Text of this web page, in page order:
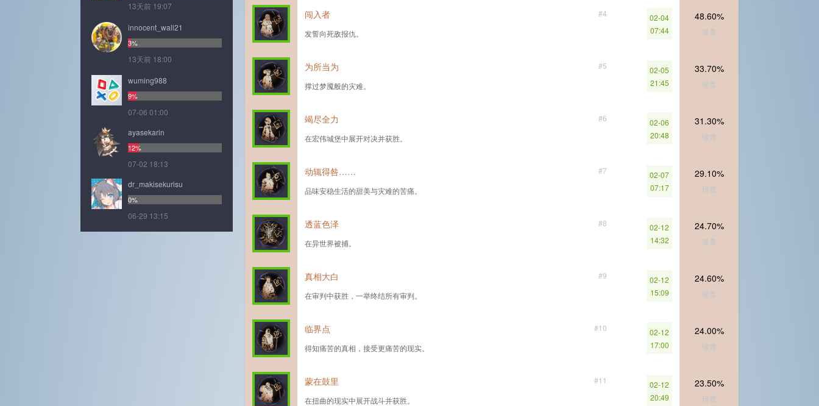
#4
闯入者
发誓向死敌报仇。
02-04
07:44
48.60%
珍贵
#5
为所当为
撑过梦魇般的灾难。
02-05
21:45
33.70%
珍贵
#6
竭尽全力
在宏伟城堡中展开对决并获胜。
02-06
20:48
31.30%
珍贵
#7
动辄得咎……
品味安稳生活的甜美与灾难的苦痛。
02-07
07:17
29.10%
珍贵
#8
透蓝色泽
在异世界被捕。
02-12
14:32
24.70%
珍贵
#9
真相大白
在审判中获胜，一举终结所有审判。
02-12
15:09
24.60%
珍贵
#10
临界点
得知痛苦的真相，接受更痛苦的现实。
02-12
17:00
24.00%
珍贵
#11
蒙在鼓里
在扭曲的现实中展开战斗并获胜。
02-12
20:49
23.50%
珍贵
13天前 19:07
innocent_wall21
3%
13天前 18:00
wuming988
9%
07-06 01:00
ayasekarin
12%
07-02 18:13
dr_makisekurisu
0%
06-29 13:15